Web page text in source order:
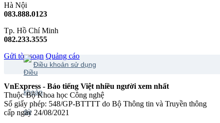
Hà Nội
083.888.0123
Tp. Hồ Chí Minh
082.233.3555
Gửi tòa soạn Quảng cáo
Điều khoản sử dụng
VnExpress - Báo tiếng Việt nhiều người xem nhất
Thuộc Bộ Khoa học Công nghệ
Số giấy phép: 548/GP-BTTTT do Bộ Thông tin và Truyền thông
cấp ngày 24/08/2021